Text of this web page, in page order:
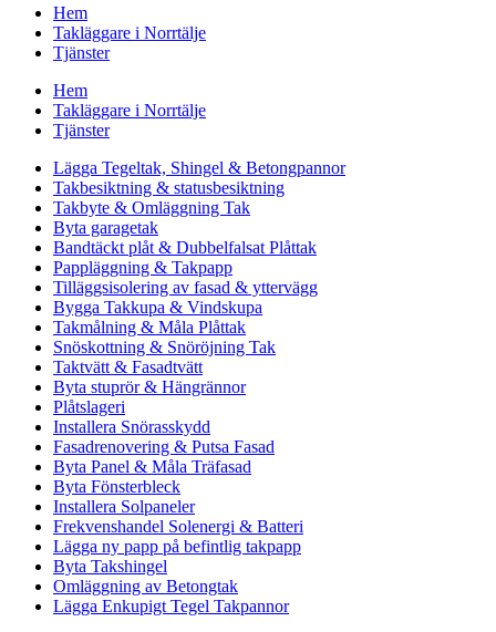
Hem
Takläggare i Norrtälje
Tjänster
Hem
Takläggare i Norrtälje
Tjänster
Lägga Tegeltak, Shingel & Betongpannor
Takbesiktning & statusbesiktning
Takbyte & Omläggning Tak
Byta garagetak
Bandtäckt plåt & Dubbelfalsat Plåttak
Pappläggning & Takpapp
Tilläggsisolering av fasad & yttervägg
Bygga Takkupa & Vindskupa
Takmålning & Måla Plåttak
Snöskottning & Snöröjning Tak
Taktvätt & Fasadtvätt
Byta stuprör & Hängrännor
Plåtslageri
Installera Snörasskydd
Fasadrenovering & Putsa Fasad
Byta Panel & Måla Träfasad
Byta Fönsterbleck
Installera Solpaneler
Frekvenshandel Solenergi & Batteri
Lägga ny papp på befintlig takpapp
Byta Takshingel
Omläggning av Betongtak
Lägga Enkupigt Tegel Takpannor